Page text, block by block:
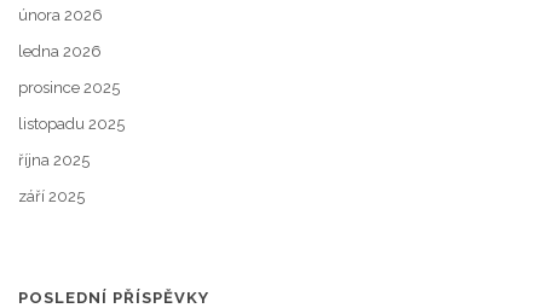
února 2026
ledna 2026
prosince 2025
listopadu 2025
října 2025
září 2025
POSLEDNÍ PŘÍSPĚVKY